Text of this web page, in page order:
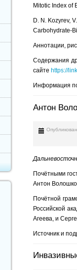
Mitotic Index of
D. N. Kozyrev,
Carbohydrate-
Аннотации,
Содержания
сайте https://
Информация
Антон
Почётными
Антон
Почётной
Российской
Агеева, и
Источник и